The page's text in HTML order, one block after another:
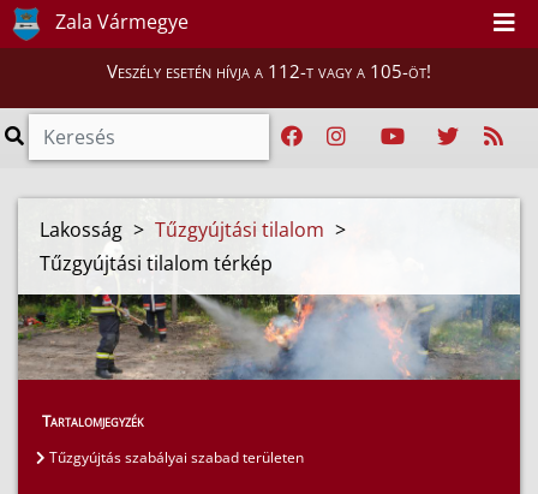
Zala Vármegye
Veszély esetén hívja a 112-t vagy a 105-öt!
Lakosság > Tűzgyújtási tilalom >
Tűzgyújtási tilalom térkép
Tartalomjegyzék
Tűzgyújtás szabályai szabad területen